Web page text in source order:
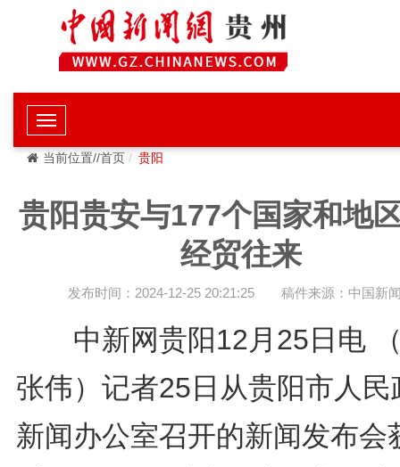
当前位置//首页 贵阳
贵阳贵安与177个国家和地
经贸往来
发布时间：2024-12-25 20:21:25 稿件来源：中国新
中新网贵阳12月25日电
张伟）记者25日从贵阳市人民
新闻办公室召开的新闻发布会